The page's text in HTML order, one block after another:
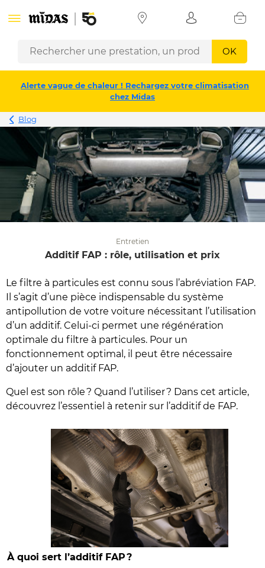
OK
Alerte vague de chaleur ! Rechargez votre climatisation
chez Midas
Blog
Entretien
Additif FAP : rôle, utilisation et prix
Le filtre à particules est connu sous l’abréviation FAP.
Il s’agit d’une pièce indispensable du système
antipollution de votre voiture nécessitant l’utilisation
d’un additif. Celui-ci permet une régénération
optimale du filtre à particules. Pour un
fonctionnement optimal, il peut être nécessaire
d’ajouter un additif FAP.
Quel est son rôle ? Quand l’utiliser ? Dans cet article,
découvrez l’essentiel à retenir sur l’additif de FAP.
À quoi sert l’additif FAP ?